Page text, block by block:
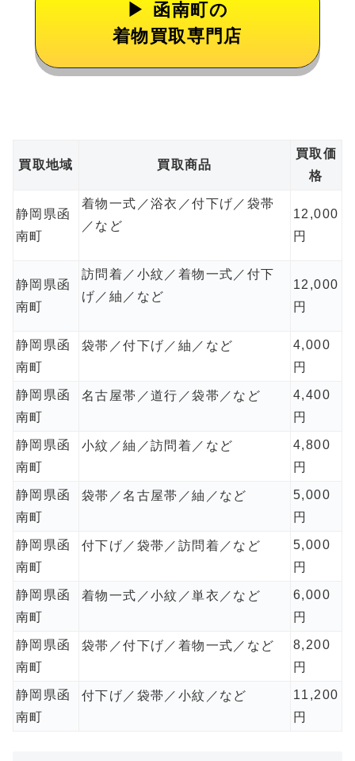
函南町の
着物買取専門店
買取地域 買取商品
買取価
格
静岡県函
南町
着物一式／浴衣／付下げ／袋帯
／など
12,000
円
静岡県函
南町
訪問着／小紋／着物一式／付下
げ／紬／など
12,000
円
静岡県函
南町
袋帯／付下げ／紬／など
4,000
円
静岡県函
南町
名古屋帯／道行／袋帯／など
4,400
円
静岡県函
南町
小紋／紬／訪問着／など
4,800
円
静岡県函
南町
袋帯／名古屋帯／紬／など
5,000
円
静岡県函
南町
付下げ／袋帯／訪問着／など
5,000
円
静岡県函
南町
着物一式／小紋／単衣／など
6,000
円
静岡県函
南町
袋帯／付下げ／着物一式／など
8,200
円
静岡県函
南町
付下げ／袋帯／小紋／など
11,200
円